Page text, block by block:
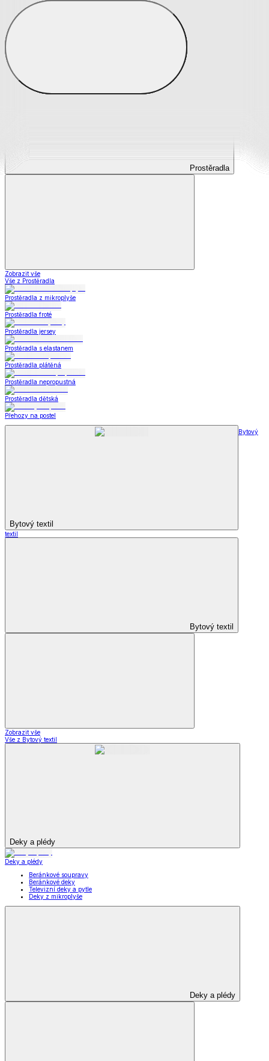
Prostěradla
Prostěradla
Zobrazit vše
Vše z Prostěradla
Prostěradla z mikroplyše
Prostěradla froté
Prostěradla jersey
Prostěradla s elastanem
Prostěradla plátěná
Prostěradla nepropustná
Prostěradla dětská
Přehozy na postel
Bytový textil
Bytový
textil
Bytový textil
Zobrazit vše
Vše z Bytový textil
Deky a plédy
Deky a plédy
Beránkové soupravy
Beránkové deky
Televizní deky a pytle
Deky z mikroplyše
Deky a plédy